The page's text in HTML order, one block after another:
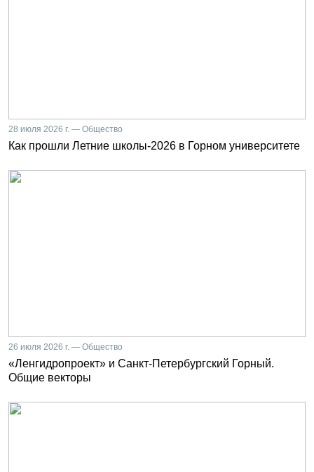
28 июля 2026 г. — Общество
Как прошли Летние школы-2026 в Горном университете
26 июля 2026 г. — Общество
«Ленгидропроект» и Санкт-Петербургский Горный.
Общие векторы